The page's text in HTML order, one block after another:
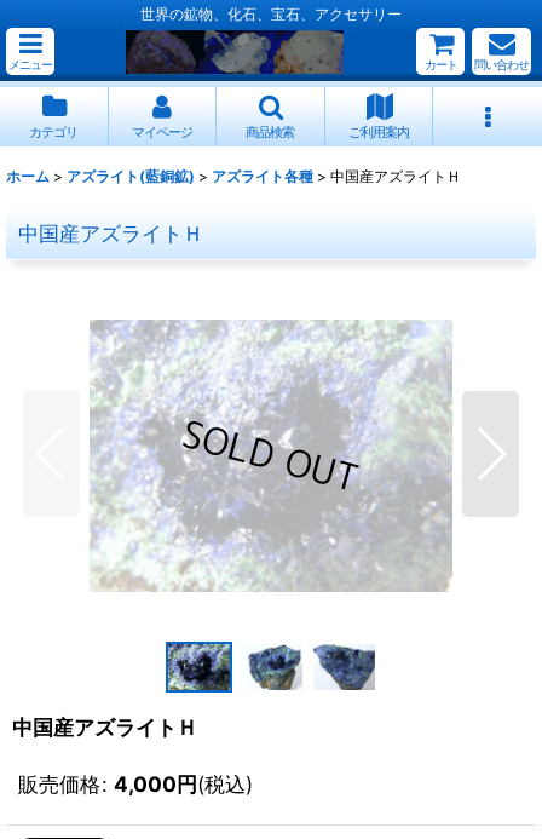
世界の鉱物、化石、宝石、アクセサリー
メニュー カート 問い合わせ
カテゴリ マイページ 商品検索 ご利用案内
ホーム > アズライト(藍銅鉱) > アズライト各種 > 中国産アズライトＨ
中国産アズライトＨ
中国産アズライトＨ
販売価格: 4,000円(税込)